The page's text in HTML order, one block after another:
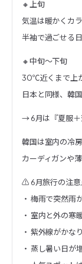
🔸上旬
気温は暖かくカ
半袖で過ごせる
🔸中旬〜下旬
30℃近くまで上
日本と同様、韓
→ 6月は『夏服
韓国は室内の冷
カーディガンや
⚠️ 6月旅行の注意
・ 梅雨で突然雨
・ 室内と外の寒
・ 紫外線がかな
・ 蒸し暑い日が